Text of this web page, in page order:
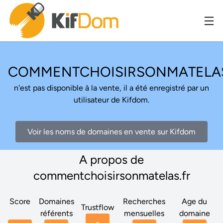
n'est pas disponible à la vente, il a été enregistré par un
utilisateur de Kifdom.
Voir les noms de domaines en vente sur Kifdom
A propos de
commentchoisirsonmatelas.fr
Score
Domaines
référents
Trustflow
Recherches
mensuelles
Age du
domaine